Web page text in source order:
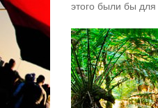
этого были бы для